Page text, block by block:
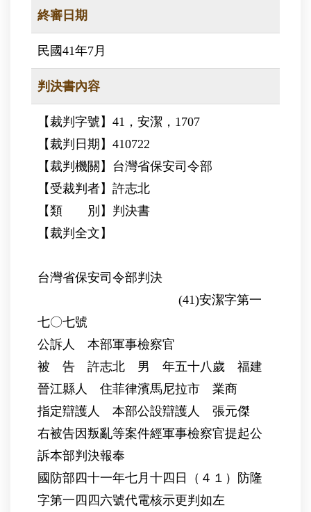
終審日期
民國41年7月
判決書內容
【裁判字號】41，安潔，1707
【裁判日期】410722
【裁判機關】台灣省保安司令部
【受裁判者】許志北
【類 別】判決書
【裁判全文】
台灣省保安司令部判決
(41)安潔字第一
七〇七號
公訴人 本部軍事檢察官
被 告 許志北 男 年五十八歲 福建
晉江縣人 住菲律濱馬尼拉市 業商
指定辯護人 本部公設辯護人 張元傑
右被告因叛亂等案件經軍事檢察官提起公
訴本部判決報奉
國防部四十一年七月十四日（４１）防隆
字第一四四六號代電核示更判如左